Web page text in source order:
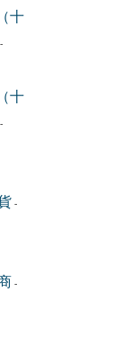
十
-
十
-
-
-